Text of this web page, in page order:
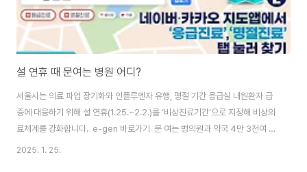
설 연휴 때 문여는 병원 어디?
서울시는 의료 파업 장기화와 인플루엔자 유행, 명절 기간 응급실 내원환자 급
증에 대응하기 위해 설 연휴(1.25.~2.2.)를 ‘비상진료기간’으로 지정해 비상의
료체계를 강화합니다. e-gen 바로가기 문 여는 병의원과 약국 4만 3천여 곳
을 운영하고, 보건소와 시립병원은 비상진료반을 운영합니다. 인플루엔자 환자
2025. 1. 25.